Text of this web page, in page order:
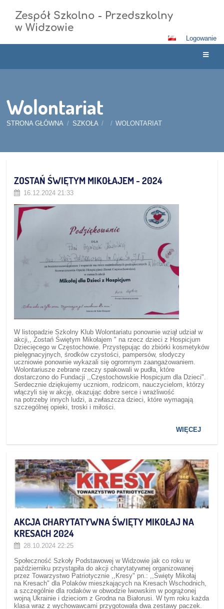
Zespół Szkolno - Przedszkolny
w Widzowie
Logowanie
Wolontariat
STRONA GŁÓWNA / SZKOŁA / / WOLONTARIAT
ZOSTAŃ ŚWIĘTYM MIKOŁAJEM - 2024
16.12.2024 21:33
W listopadzie Szkolny Klub Wolontariatu ponownie wziął udział w
akcji,, Zostań Świętym Mikołajem " na rzecz dzieci z Hospicjum
Dziecięcego w Częstochowie. Przystępując do zbiórki kosmetyków
pielęgnacyjnych, środków czystości, pampersów, słodyczy
uczniowie ponownie wykazali się ogromnym zaangażowaniem.
Wolontariusze zebrane rzeczy spakowali w pudła, które
dostarczono do Fundacji ,,Częstochowskie Hospicjum dla Dzieci".
Serdecznie dziękujemy uczniom, rodzicom, nauczycielom, którzy
włączyli się w akcję, okazując dobre serce i wrażliwość
na potrzeby innych ludzi, a zwłaszcza dzieci, które wymagają
szczególnej opieki, troski i miłości.
WIĘCEJ
AKCJA CHARYTATYWNA ŚWIĘTY MIKOŁAJ NA
KRESACH 2024
28.10.2024 22:25
Społeczność Szkoły Podstawowej w Widzowie jak co roku w
październiku przystąpiła do akcji charytatywnej organizowanej
przez Towarzystwo Patriotycznie ,,Kresy" pn.: ,,Święty Mikołaj
na Kresach" dla Polaków mieszkających na Kresach Wschodnich,
a szczególnie dla rodaków w obwodzie lwowskim w pogrążonej
wojną Ukrainie i dzieciom z Grodna na Białorusi. W tym roku każda
klasa wraz z wychowawcami przygotowała dwa zestawy paczek.